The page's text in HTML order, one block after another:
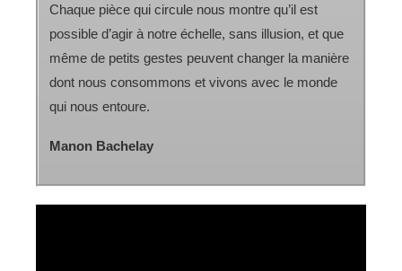
Chaque pièce qui circule nous montre qu’il est
possible d’agir à notre échelle, sans illusion, et que
même de petits gestes peuvent changer la manière
dont nous consommons et vivons avec le monde
qui nous entoure.
Manon Bachelay